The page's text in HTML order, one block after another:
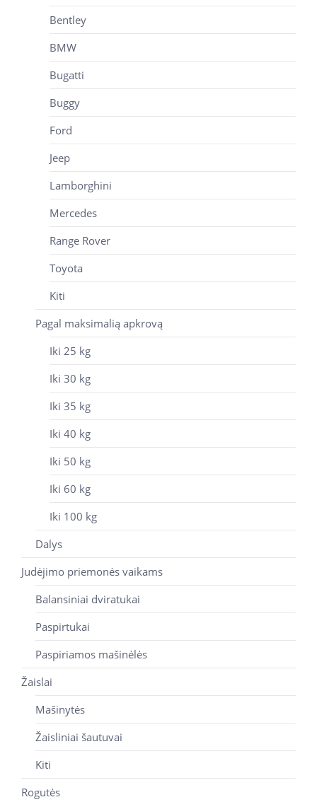
Bentley
BMW
Bugatti
Buggy
Ford
Jeep
Lamborghini
Mercedes
Range Rover
Toyota
Kiti
Pagal maksimalią apkrovą
Iki 25 kg
Iki 30 kg
Iki 35 kg
Iki 40 kg
Iki 50 kg
Iki 60 kg
Iki 100 kg
Dalys
Judėjimo priemonės vaikams
Balansiniai dviratukai
Paspirtukai
Paspiriamos mašinėlės
Žaislai
Mašinytės
Žaisliniai šautuvai
Kiti
Rogutės